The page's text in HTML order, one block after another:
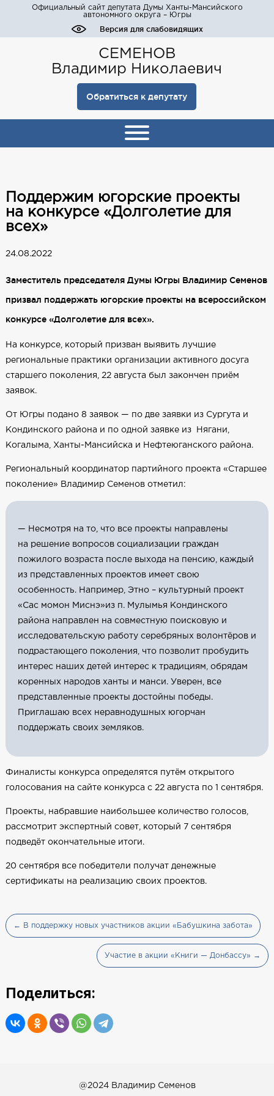
Официальный сайт депутата Думы Ханты-Мансийского
автономного округа – Югры
Версия для слабовидящих
СЕМЕНОВ
Владимир Николаевич
Обратиться к депутату
Поддержим югорские проекты
на конкурсе «Долголетие для
всех»
24.08.2022
Заместитель председателя Думы Югры Владимир Семенов
призвал поддержать югорские проекты на всероссийском
конкурсе «Долголетие для всех».
На конкурсе, который призван выявить лучшие
региональные практики организации активного досуга
старшего поколения, 22 августа был закончен приём
заявок.
От Югры подано 8 заявок — по две заявки из Сургута и
Кондинского района и по одной заявке из Нягани,
Когалыма, Ханты-Мансийска и Нефтеюганского района.
Региональный координатор партийного проекта «Старшее
поколение» Владимир Семенов отметил:
— Несмотря на то, что все проекты направлены
на решение вопросов социализации граждан
пожилого возраста после выхода на пенсию, каждый
из представленных проектов имеет свою
особенность. Например, Этно – культурный проект
«Сас момон Миснэ»из п. Мулымья Кондинского
района направлен на совместную поисковую и
исследовательскую работу серебряных волонтёров и
подрастающего поколения, что позволит пробудить
интерес наших детей интерес к традициям, обрядам
коренных народов ханты и манси. Уверен, все
представленные проекты достойны победы.
Приглашаю всех неравнодушных югорчан
поддержать своих земляков.
Финалисты конкурса определятся путём открытого
голосования на сайте конкурса с 22 августа по 1 сентября.
Проекты, набравшие наибольшее количество голосов,
рассмотрит экспертный совет, который 7 сентября
подведёт окончательные итоги.
20 сентября все победители получат денежные
сертификаты на реализацию своих проектов.
← В поддержку новых участников акции «Бабушкина забота»
Участие в акции «Книги — Донбассу» →
Поделиться:
@2024 Владимир Семенов